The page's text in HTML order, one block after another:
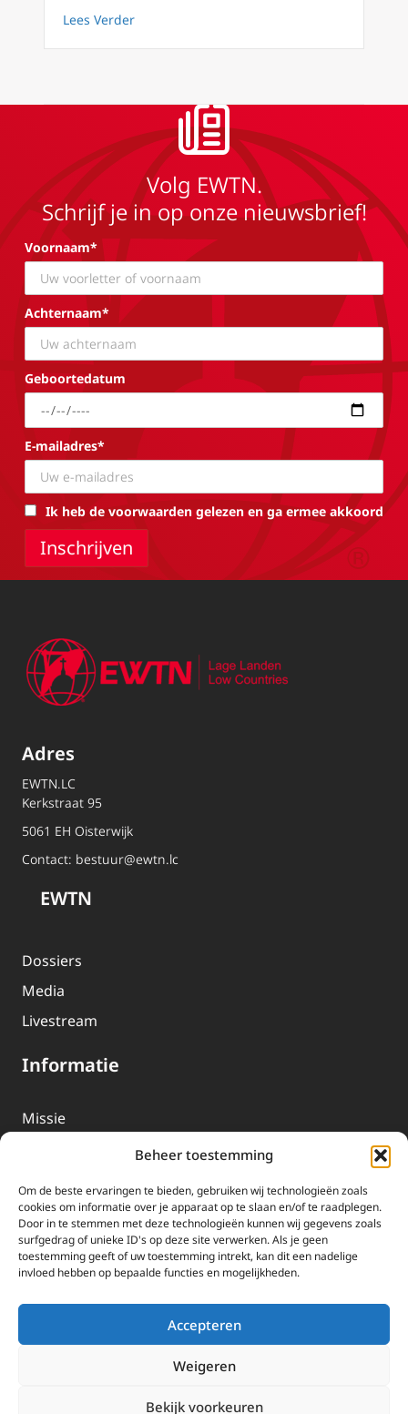
Beheer toestemming
Om de beste ervaringen te bieden, gebruiken wij technologieën zoals
cookies om informatie over je apparaat op te slaan en/of te raadplegen.
Door in te stemmen met deze technologieën kunnen wij gegevens zoals
surfgedrag of unieke ID's op deze site verwerken. Als je geen
toestemming geeft of uw toestemming intrekt, kan dit een nadelige
invloed hebben op bepaalde functies en mogelijkheden.
Accepteren
Weigeren
Bekijk voorkeuren
Lees Verderabout lessen voor wereld van vandaag van
Volg EWTN.
Schrijf je in op onze nieuwsbrief!
Voornaam*
Achternaam*
Geboortedatum
E-mailadres*
Ik heb de voorwaarden gelezen en ga ermee akkoord
Adres
EWTN.LC
Kerkstraat 95
5061 EH Oisterwijk
Contact: bestuur@ewtn.lc
EWTN
Dossiers
Media
Livestream
Informatie
Missie
EWTN-Team
Organisatiegegevens
Doneren
EWTN wordt uitsluitend gefinancierd door uw donaties.
Wij ontvangen bewust geen advertentie-inkomsten of